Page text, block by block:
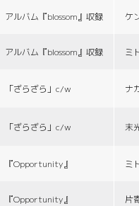
アルバム『blossom』収録 ケ
アルバム『blossom』収録 ミ
「ざらざら」c/w ナ
「ざらざら」c/w 末
『Opportunity』 ミ
『Opportunity』 片